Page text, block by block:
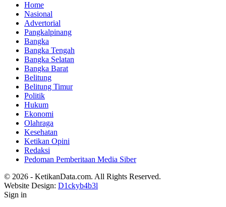
Home
Nasional
Advertorial
Pangkalpinang
Bangka
Bangka Tengah
Bangka Selatan
Bangka Barat
Belitung
Belitung Timur
Politik
Hukum
Ekonomi
Olahraga
Kesehatan
Ketikan Opini
Redaksi
Pedoman Pemberitaan Media Siber
© 2026 - KetikanData.com. All Rights Reserved.
Website Design: D1ckyb4b3l
Sign in